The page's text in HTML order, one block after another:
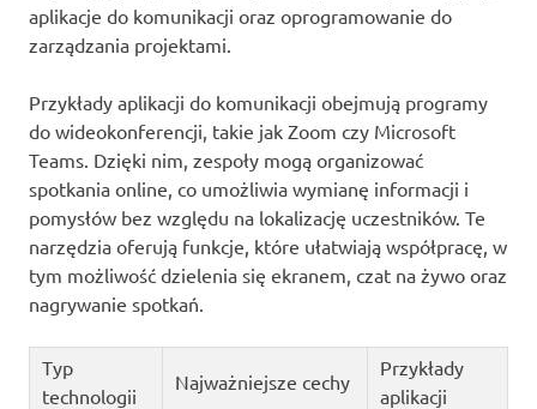
aplikacje do komunikacji oraz oprogramowanie do
zarządzania projektami.
Przykłady aplikacji do komunikacji obejmują programy
do wideokonferencji, takie jak Zoom czy Microsoft
Teams. Dzięki nim, zespoły mogą organizować
spotkania online, co umożliwia wymianę informacji i
pomysłów bez względu na lokalizację uczestników. Te
narzędzia oferują funkcje, które ułatwiają współpracę, w
tym możliwość dzielenia się ekranem, czat na żywo oraz
nagrywanie spotkań.
Typ
technologii
Najważniejsze cechy
Przykłady
aplikacji